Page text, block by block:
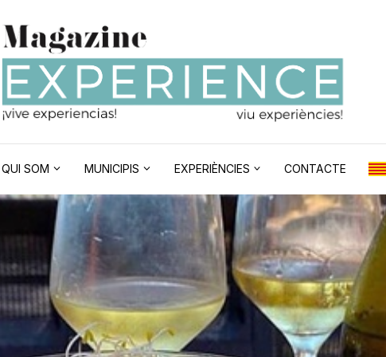
QUI SOM MUNICIPIS EXPERIÈNCIES CONTACTE